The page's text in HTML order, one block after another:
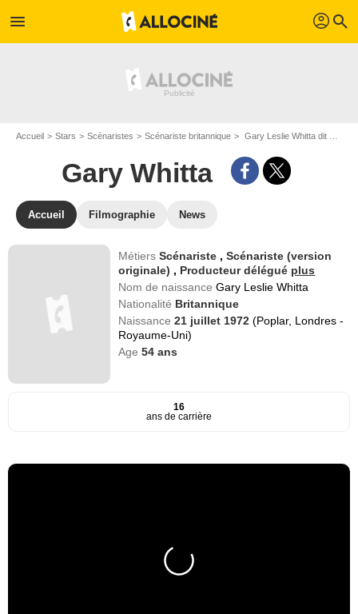
menu profil search
Accueil Stars Scénaristes Scénariste britannique Gary Leslie Whitta dit Gary Whitta
Gary Whitta
Accueil Filmographie News
MétiersScénariste ,Scénariste (version
originale) , Producteur délégué plus
Nom de naissanceGary Leslie Whitta
Nationalité Britannique
Naissance21 juillet 1972(Poplar, Londres -
Royaume-Uni)
Age54 ans
16
ans de carrière